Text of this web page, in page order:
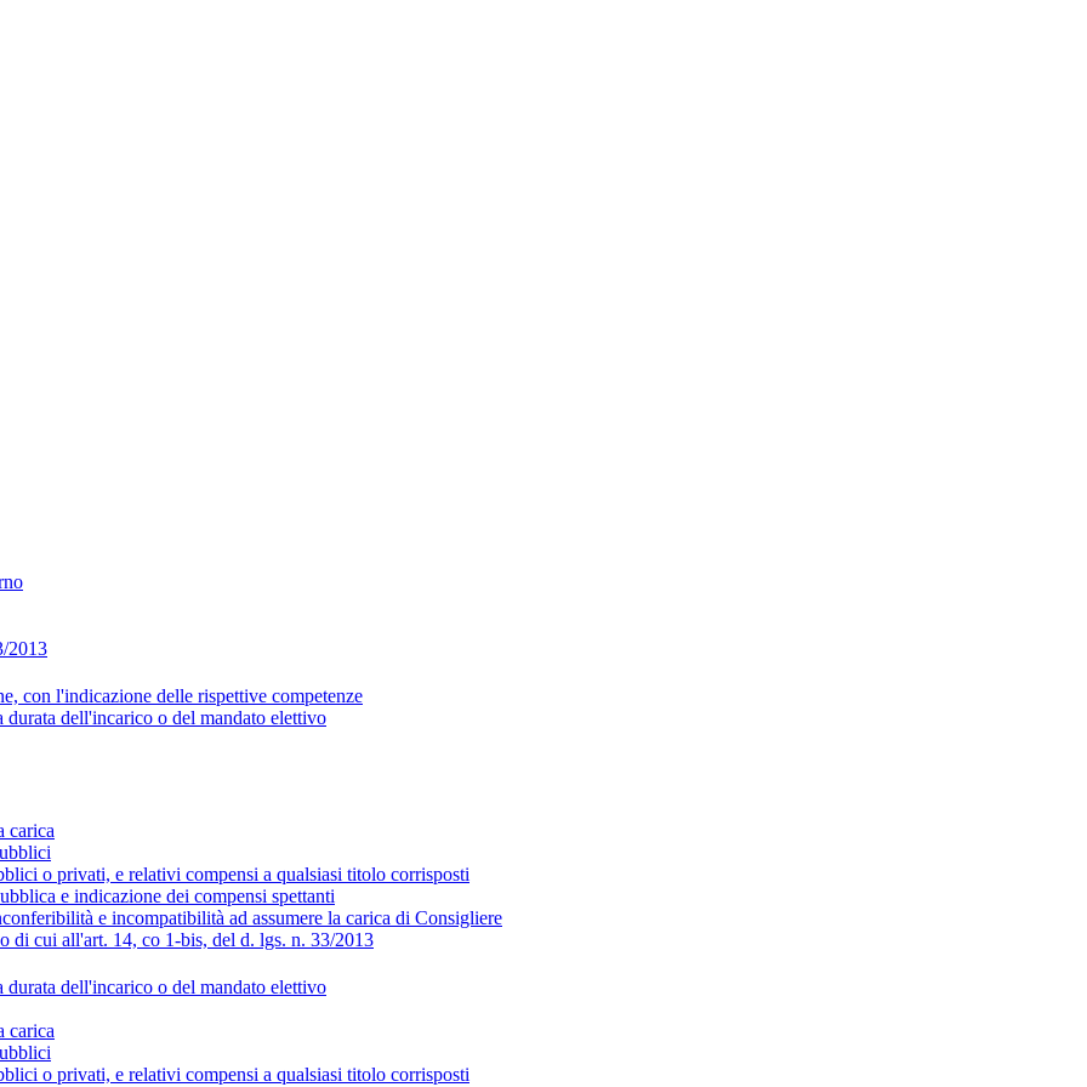
2013
con l'indicazione delle rispettive competenze
dell'incarico o del mandato elettivo
carica
o privati, e relativi compensi a qualsiasi titolo corrisposti
e indicazione dei compensi spettanti
e incompatibilità ad assumere la carica di Consigliere
di cui all'art. 14, co 1-bis, del d. lgs. n. 33/2013
dell'incarico o del mandato elettivo
carica
o privati, e relativi compensi a qualsiasi titolo corrisposti